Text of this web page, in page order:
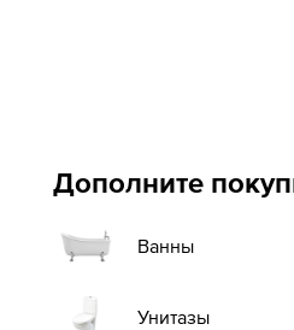
Дополните
Ванны
Унитазы